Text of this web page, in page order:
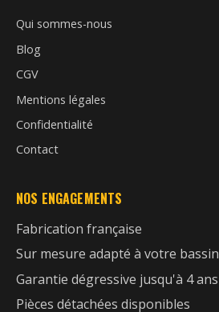
Qui sommes-nous
Blog
CGV
Mentions légales
Confidentialité
Contact
NOS ENGAGEMENTS
Fabrication française
Sur mesure adapté à votre bassin
Garantie dégressive jusqu'à 4 ans
Pièces détachées disponibles